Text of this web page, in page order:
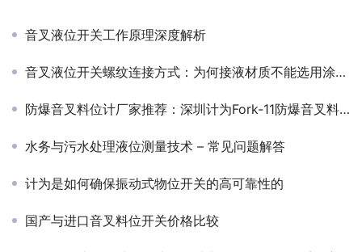
音叉液位开关工作原理深度解析
音叉液位开关螺纹连接方式：为何接液材质不能选用涂层处理？
防爆音叉料位计厂家推荐：深圳计为Fork-11防爆音叉料位计对标VEGA高端参数
水务与污水处理液位测量技术 – 常见问题解答
计为是如何确保振动式物位开关的高可靠性的
国产与进口音叉料位开关价格比较